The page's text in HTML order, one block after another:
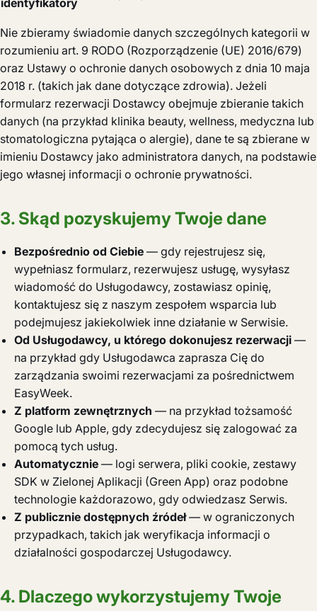
identyfikatory
Nie zbieramy świadomie danych szczególnych kategorii w
rozumieniu art. 9 RODO (Rozporządzenie (UE) 2016/679)
oraz Ustawy o ochronie danych osobowych z dnia 10 maja
2018 r. (takich jak dane dotyczące zdrowia). Jeżeli
formularz rezerwacji Dostawcy obejmuje zbieranie takich
danych (na przykład klinika beauty, wellness, medyczna lub
stomatologiczna pytająca o alergie), dane te są zbierane w
imieniu Dostawcy jako administratora danych, na podstawie
jego własnej informacji o ochronie prywatności.
3. Skąd pozyskujemy Twoje dane
Bezpośrednio od Ciebie — gdy rejestrujesz się,
wypełniasz formularz, rezerwujesz usługę, wysyłasz
wiadomość do Usługodawcy, zostawiasz opinię,
kontaktujesz się z naszym zespołem wsparcia lub
podejmujesz jakiekolwiek inne działanie w Serwisie.
Od Usługodawcy, u którego dokonujesz rezerwacji —
na przykład gdy Usługodawca zaprasza Cię do
zarządzania swoimi rezerwacjami za pośrednictwem
EasyWeek.
Z platform zewnętrznych — na przykład tożsamość
Google lub Apple, gdy zdecydujesz się zalogować za
pomocą tych usług.
Automatycznie — logi serwera, pliki cookie, zestawy
SDK w Zielonej Aplikacji (Green App) oraz podobne
technologie każdorazowo, gdy odwiedzasz Serwis.
Z publicznie dostępnych źródeł— w ograniczonych
przypadkach, takich jak weryfikacja informacji o
działalności gospodarczej Usługodawcy.
4. Dlaczego wykorzystujemy Twoje